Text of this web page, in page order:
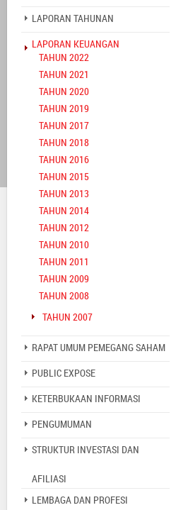
LAPORAN TAHUNAN
LAPORAN KEUANGAN
TAHUN 2022
TAHUN 2021
TAHUN 2020
TAHUN 2019
TAHUN 2017
TAHUN 2018
TAHUN 2016
TAHUN 2015
TAHUN 2013
TAHUN 2014
TAHUN 2012
TAHUN 2010
TAHUN 2011
TAHUN 2009
TAHUN 2008
TAHUN 2007
RAPAT UMUM PEMEGANG SAHAM
PUBLIC EXPOSE
KETERBUKAAN INFORMASI
PENGUMUMAN
STRUKTUR INVESTASI DAN
AFILIASI
LEMBAGA DAN PROFESI